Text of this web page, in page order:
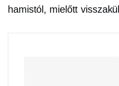
hamistól, mielőtt